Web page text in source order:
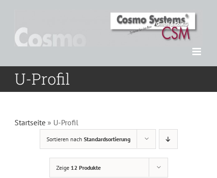
springen
U-Profil
Startseite » U-Profil
Sortieren nach Standardsortierung
Zeige 12 Produkte